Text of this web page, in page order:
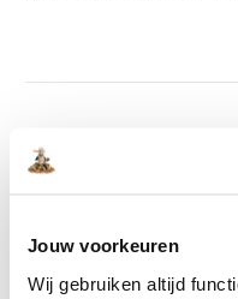
Jouw voorkeuren
Wij gebruiken altijd